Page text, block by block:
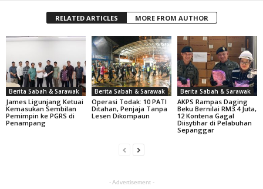
RELATED ARTICLES MORE FROM AUTHOR
Berita Sabah & Sarawak
James Ligunjang Ketuai
Kemasukan Sembilan
Pemimpin ke PGRS di
Penampang
Berita Sabah & Sarawak
Operasi Todak: 10 PATI
Ditahan, Penjaja Tanpa
Lesen Dikompaun
Berita Sabah & Sarawak
AKPS Rampas Daging
Beku Bernilai RM3.4 Juta,
12 Kontena Gagal
Diisytihar di Pelabuhan
Sepanggar
- Advertisement -